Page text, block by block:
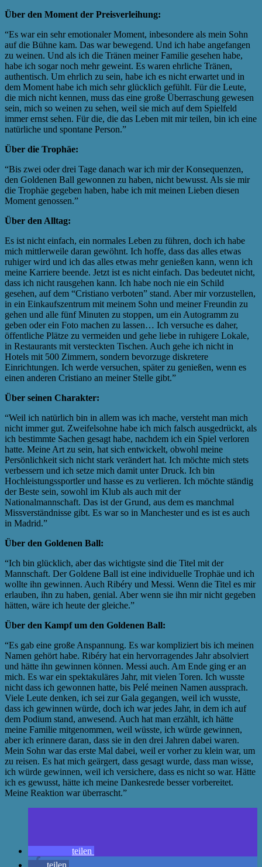
Über den Moment der Preisverleihung:
“Es war ein sehr emotionaler Moment, inbesondere als mein Sohn
auf die Bühne kam. Das war bewegend. Und ich habe angefangen
zu weinen. Und als ich die Tränen meiner Familie gesehen habe,
habe ich sogar noch mehr geweint. Es waren ehrliche Tränen,
authentisch. Um ehrlich zu sein, habe ich es nicht erwartet und in
dem Moment habe ich mich sehr glücklich gefühlt. Für die Leute,
die mich nicht kennen, muss das eine große Überraschung gewesen
sein, mich so weinen zu sehen, weil sie mich auf dem Spielfeld
immer ernst sehen. Für die, die das Leben mit mir teilen, bin ich eine
natürliche und spontane Person.”
Über die Trophäe:
“Bis zwei oder drei Tage danach war ich mir der Konsequenzen,
den Goldenen Ball gewonnen zu haben, nicht bewusst. Als sie mir
die Trophäe gegeben haben, habe ich mit meinen Lieben diesen
Moment genossen.”
Über den Alltag:
Es ist nicht einfach, ein normales Leben zu führen, doch ich habe
mich mittlerweile daran gewöhnt. Ich hoffe, dass das alles etwas
ruhiger wird und ich das alles etwas mehr genießen kann, wenn ich
meine Karriere beende. Jetzt ist es nicht einfach. Das bedeutet nicht,
dass ich nicht rausgehen kann. Ich habe noch nie ein Schild
gesehen, auf dem “Cristiano verboten” stand. Aber mir vorzustellen,
in ein Einkaufszentrum mit meinem Sohn und meiner Freundin zu
gehen und alle fünf Minuten zu stoppen, um ein Autogramm zu
geben oder ein Foto machen zu lassen… Ich versuche es daher,
öffentliche Plätze zu vermeiden und gehe liebe in ruhigere Lokale,
in Restaurants mit versteckten Tischen. Auch gehe ich nicht in
Hotels mit 500 Zimmern, sondern bevorzuge diskretere
Einrichtungen. Ich werde versuchen, später zu genießen, wenn es
einen anderen Cristiano an meiner Stelle gibt.”
Über seinen Charakter:
“Weil ich natürlich bin in allem was ich mache, versteht man mich
nicht immer gut. Zweifelsohne habe ich mich falsch ausgedrückt, als
ich bestimmte Sachen gesagt habe, nachdem ich ein Spiel verloren
hatte. Meine Art zu sein, hat sich entwickelt, obwohl meine
Persönlichkeit sich nicht stark verändert hat. Ich möchte mich stets
verbessern und ich setze mich damit unter Druck. Ich bin
Hochleistungssportler und hasse es zu verlieren. Ich möchte ständig
der Beste sein, sowohl im Klub als auch mit der
Nationalmannschaft. Das ist der Grund, aus dem es manchmal
Missverständnisse gibt. Es war so in Manchester und es ist es auch
in Madrid.”
Über den Goldenen Ball:
“Ich bin glücklich, aber das wichtigste sind die Titel mit der
Mannschaft. Der Goldene Ball ist eine individuelle Trophäe und ich
wollte ihn gewinnen. Auch Ribéry und Messi. Wenn die Titel es mir
erlauben, ihn zu haben, genial. Aber wenn sie ihn mir nicht gegeben
hätten, wäre ich heute der gleiche.”
Über den Kampf um den Goldenen Ball:
“Es gab eine große Anspannung. Es war kompliziert bis ich meinen
Namen gehört habe. Ribéry hat ein hervorragendes Jahr absolviert
und hätte ihn gewinnen können. Messi auch. Am Ende ging er an
mich. Es war ein spektakuläres Jahr, mit vielen Toren. Ich wusste
nicht dass ich gewonnen hatte, bis Pelé meinen Namen aussprach.
Viele Leute denken, ich sei zur Gala gegangen, weil ich wusste,
dass ich gewinnen würde, doch ich war jedes Jahr, in dem ich auf
dem Podium stand, anwesend. Auch hat man erzählt, ich hätte
meine Familie mitgenommen, weil wüsste, ich würde gewinnen,
aber ich erinnere daran, dass sie in den drei Jahren dabei waren.
Mein Sohn war das erste Mal dabei, weil er vorher zu klein war, um
zu reisen. Es hat mich geärgert, dass gesagt wurde, dass man wisse,
ich würde gewinnen, weil ich versichere, dass es nicht so war. Hätte
ich es gewusst, hätte ich meine Dankesrede besser vorbereitet.
Meine Reaktion war überrascht.”
teilen
teilen